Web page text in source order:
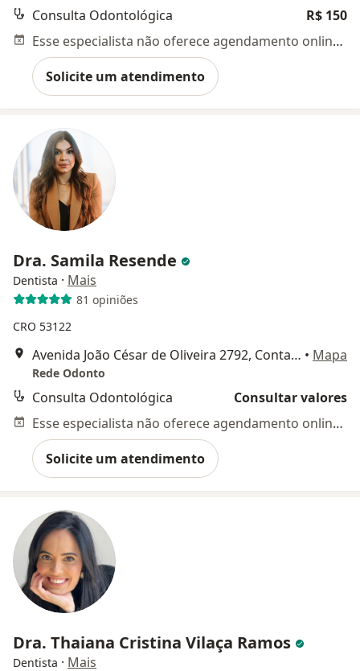
Consulta Odontológica
R$ 150
Esse especialista não oferece agendamento online para esse endereço.
Solicite um atendimento
Dra. Samila Resende
Dentista · Mais
81 opiniões
CRO 53122
Avenida João César de Oliveira 2792, Contagem • Mapa
Rede Odonto
Consulta Odontológica
Consultar valores
Esse especialista não oferece agendamento online para esse endereço.
Solicite um atendimento
Dra. Thaiana Cristina Vilaça Ramos
Dentista · Mais